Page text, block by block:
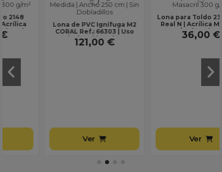
Lona de PVC Ignífuga M2
CORAL Ref.: 66303 | Uso
Profesional | Ancho 250
121,00 €
Lona para Toldo 2359 Azul
Real N | Acrílica Masacril
300 g/m² | Ancho 1,20 m |
36,00 €